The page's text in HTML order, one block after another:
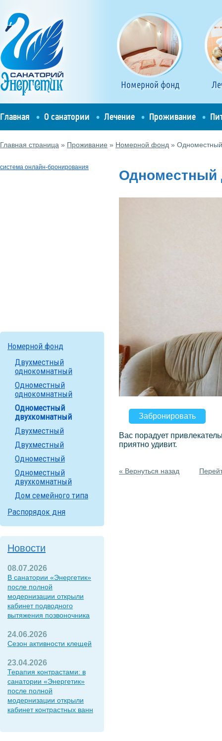
Номерной фонд
Главная О санатории Лечение Проживание
Главная страница » Проживание » Номерной фонд »
система онлайн-бронирования
Номерной фонд
Двухместный
однокомнатный
Одноместный
однокомнатный
Одноместный
двухкомнатный
Двухместный
Двухместный
Одноместный
Одноместный
двухкомнатный
Дом семейного типа
Распорядок дня
Новости
08.07.2026
В санатории «Энергетик»
после полной
модернизации открыли
кабинет подводного
вытяжения позвоночника
24.06.2026
Сезон активности клещей
23.04.2026
Терапия контрастами: в
санатории «Энергетик»
после полной
модернизации открыли
кабинет контрастных ванн
Одноместный
Забронировать
Вас порадует
приятно удивит.
« Вернуться назад